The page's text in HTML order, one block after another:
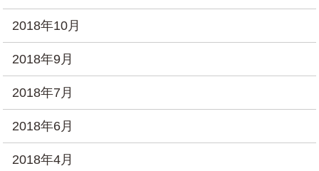
2018年10月
2018年9月
2018年7月
2018年6月
2018年4月